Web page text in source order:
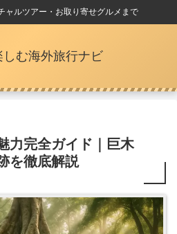
ャルツアー・お取り寄せグルメまで
む海外旅行ナビ
力完全ガイド｜巨木
を徹底解説